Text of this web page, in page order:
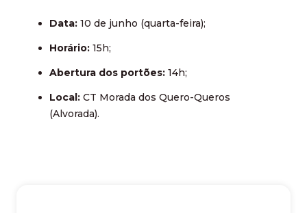
Data: 10 de junho (quarta-feira);
Horário: 15h;
Abertura dos portões: 14h;
Local: CT Morada dos Quero-Queros
(Alvorada).